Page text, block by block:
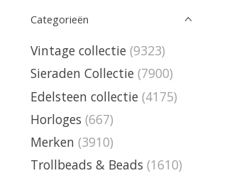
Categorieën
Vintage collectie (9323)
Sieraden Collectie (7900)
Edelsteen collectie (4175)
Horloges (667)
Merken (3910)
Trollbeads & Beads (1610)